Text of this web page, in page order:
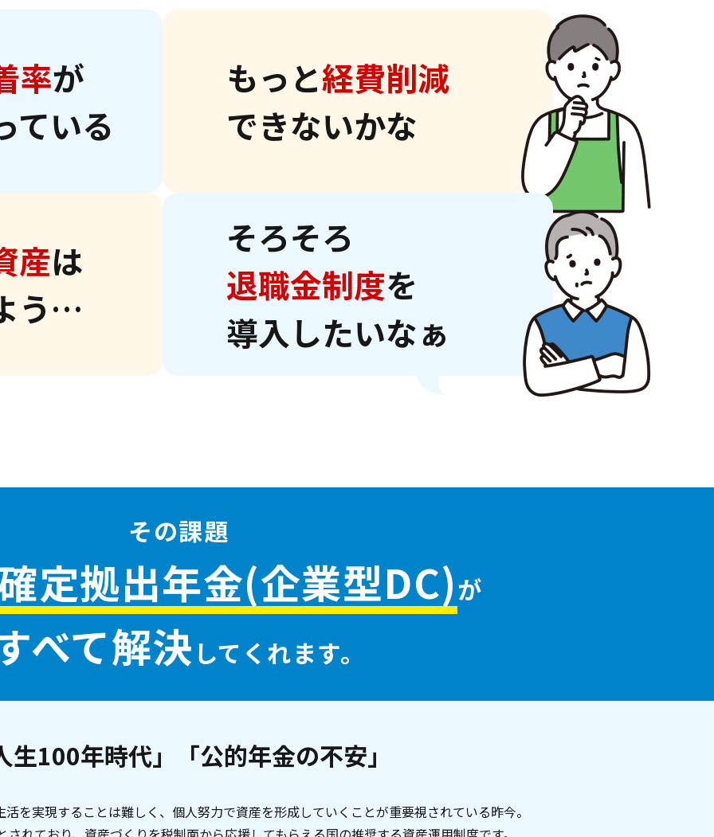
率が
ている
もっと経費削減
できないかな
産は
う…
そろそろ
退職金制度を
導入したいなぁ
その課題
定拠出年金(企業型DC)が
べて解決 してくれます。
生100年時代」 「公的年金の不安」
を実現することは難しく、個人努力で資産を形成していくことが重要視されている昨今。